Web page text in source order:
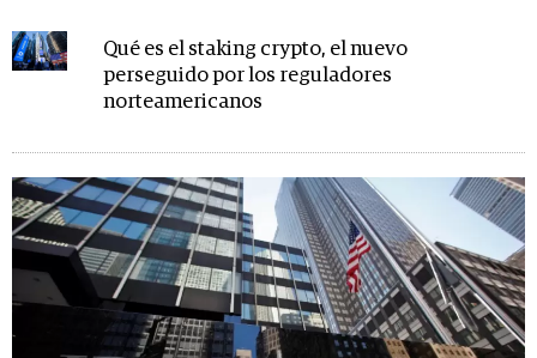
Qué es el staking crypto, el nuevo
perseguido por los reguladores
norteamericanos